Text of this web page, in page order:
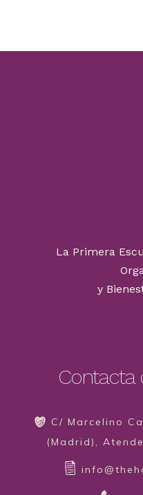
La Primera
y
Contacta
C/ Marcelino
(Madrid),